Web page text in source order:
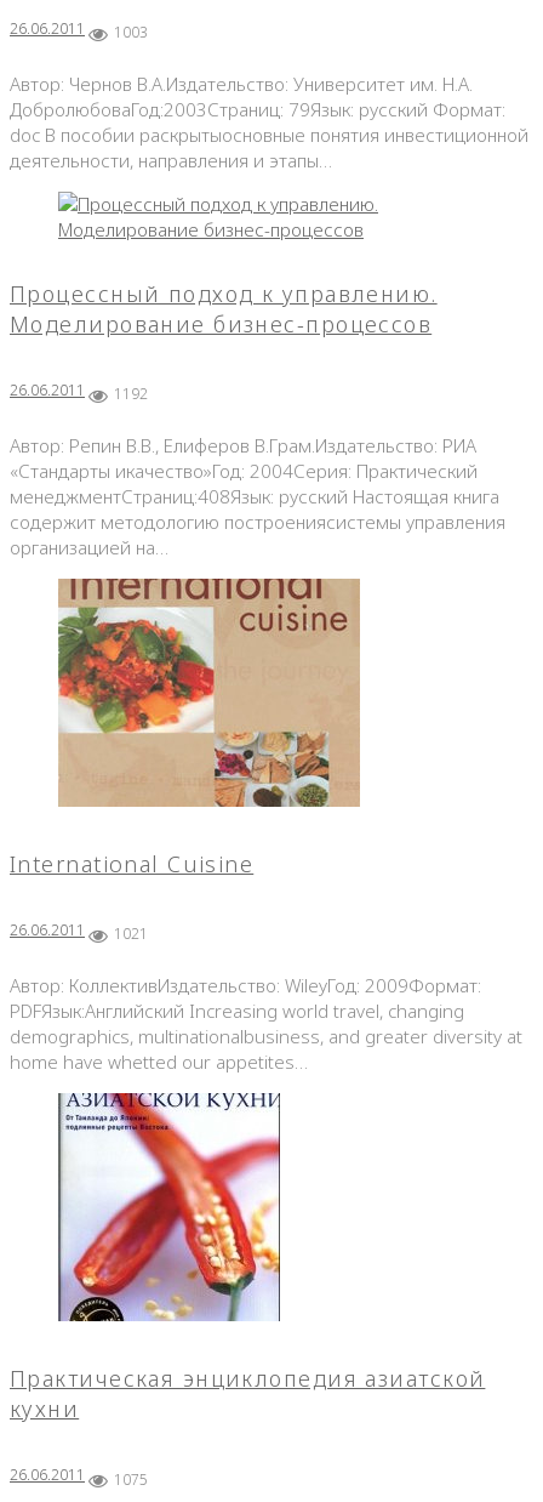
26.06.2011 1003
Автор: Чернов В.А.Издательство: Университет им. Н.А.
ДобролюбоваГод:2003Страниц: 79Язык: русский Формат:
doc В пособии раскрытыосновные понятия инвестиционной
деятельности, направления и этапы…
Процессный подход к управлению.
Моделирование бизнес-процессов
26.06.2011 1192
Автор: Репин В.В., Елиферов В.Грам.Издательство: РИА
«Стандарты икачество»Год: 2004Серия: Практический
менеджментСтраниц:408Язык: русский Настоящая книга
содержит методологию построениясистемы управления
организацией на…
International Cuisine
26.06.2011 1021
Автор: КоллективИздательство: WileyГод: 2009Формат:
PDFЯзык:Английский Increasing world travel, changing
demographics, multinationalbusiness, and greater diversity at
home have whetted our appetites…
Практическая энциклопедия азиатской
кухни
26.06.2011 1075